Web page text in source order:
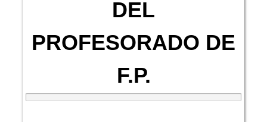
DEL
PROFESORADO DE
F.P.